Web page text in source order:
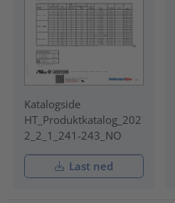
Katalogside
HT_Produktkatalog_202
2_2_1_241-243_NO
Last ned